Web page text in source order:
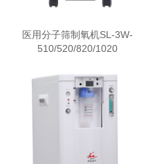
医用分子筛制氧机SL-3W-
510/520/820/1020